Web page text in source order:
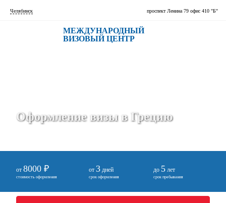
Оформление визы в Грецию
от 8000 ₽
стоимость оформления
от 3 дней
срок оформления
до 5 лет
срок пребывания
Челябинск проспект Ленина 79 офис 410 "Б"
МЕЖДУНАРОДНЫЙ
ВИЗОВЫЙ ЦЕНТР